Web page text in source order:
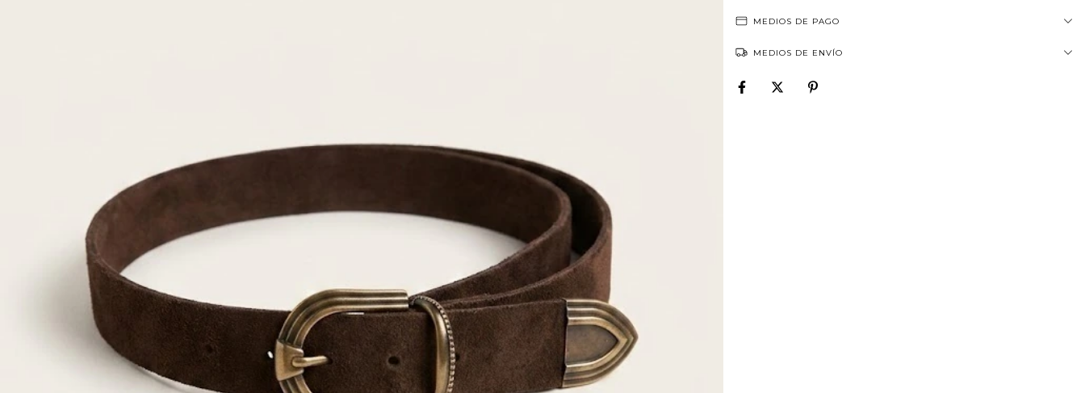
MEDIOS DE PAGO
MEDIOS DE ENVÍO